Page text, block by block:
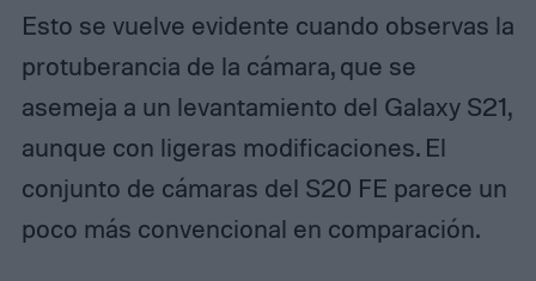
Esto se vuelve evidente cuando observas la
protuberancia de la cámara, que se
asemeja a un levantamiento del Galaxy S21,
aunque con ligeras modificaciones. El
conjunto de cámaras del S20 FE parece un
poco más convencional en comparación.